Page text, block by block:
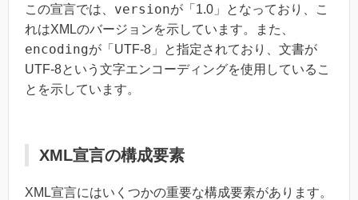
この宣言では、 versionが「1.0」となっており、こ
れはXMLのバージョンを示しています。また、
encodingが「UTF-8」と指定されており、文書が
UTF-8という文字エンコーディングを使用しているこ
とを示しています。
XML宣言の構成要素
XML宣言にはいくつかの重要な構成要素があります。